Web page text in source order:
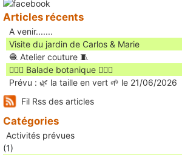
Articles récents
A venir.......
Visite du jardin de Carlos & Marie
🧶 Atelier couture 🧵
🚶🏻‍♀️ Balade botanique 🚶🏻‍♂️
Prévu : 🌿 la taille en vert 🌱 le 21/06/2026
Fil Rss des articles
Catégories
Activités prévues
(1)